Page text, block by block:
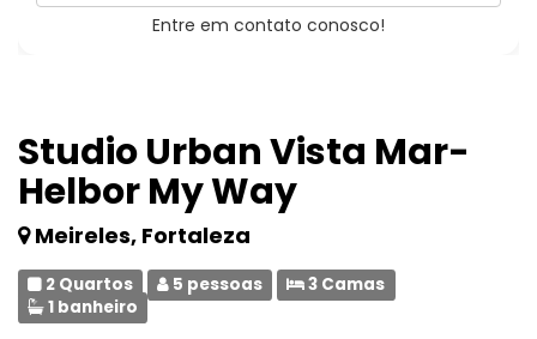
Studio Urban Vista Mar-
Helbor My Way
Meireles, Fortaleza
2 Quartos 5 pessoas
3 Camas
1 banheiro
Entre em contato conosco!